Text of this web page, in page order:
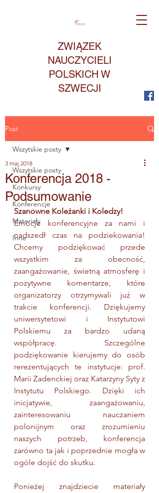
ZWIĄZEK
NAUCZYCIELI
POLSKICH W
SZWECJI
Post
Wszytskie posty
Konkursy
Konferencje
Materiały
Inne
Wszytskie posty
Konferencja 2018 -
Podsumowanie
3 maj 2018
Szanowne Koleżanki i Koledzy!
Emocje konferencyjne za nami i
nadszedł czas na podziekowania!
Chcemy podziękować przede
wszystkim za obecność,
zaangażowanie, świetną atmosferę i
pozytywne komentarze, które
organizatorzy otrzymywali już w
trakcie konferencji. Dziękujemy
uniwersytetowi i Instytutowi
Polskiemu za bardzo udaną
współpracę. Szczególne
podziękowanie kierujemy do osób
rerezentujących te instytucje: prof.
Marii Zadenckiej oraz Katarzyny Syty z
Instytutu Polskiego. Dzięki ich
inicjatywie, zaangażowaniu,
zainteresowaniu nauczaniem
polonijnym oraz zrozumieniu
naszych potrzeb, konferencja
zarówno ta jak i poprzednie mogła w
ogóle dojść do skutku.
Ponieżej znajdziecie materiały